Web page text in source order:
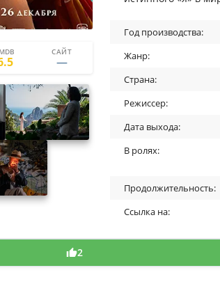
САЙТ
24
Год производства:
Жанр:
Страна:
Режиссер:
Дата выхода:
В ролях:
Продолжительность:
Ссылка на:
2